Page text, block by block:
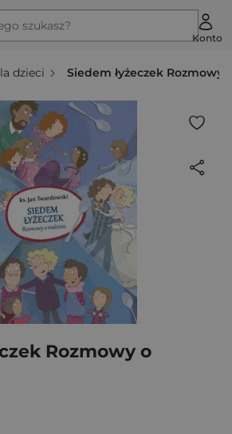
szukasz?
Konto
dzieci Siedem łyżeczek Rozmowy
Rozmowy o